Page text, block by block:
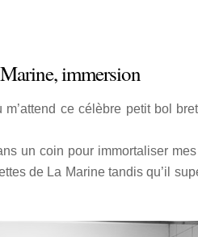
immersion
ce célèbre petit bol
un coin pour immortaliser
de La Marine tandis qu’il